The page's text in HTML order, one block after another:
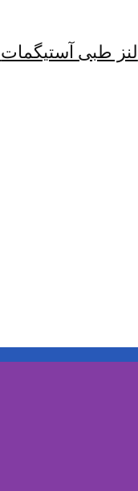
لنز طبی آستیگمات